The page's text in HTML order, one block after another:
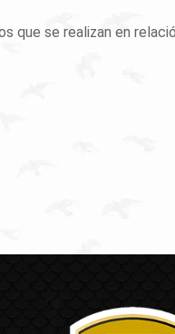
que se realizan en